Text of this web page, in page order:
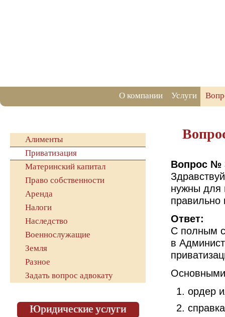
О компании Услуги
Алименты
Приватизация
Материнский капитал
Право собственности
Аренда
Налоги
Наследство
Военнослужащие
Земля
Разное
Задать вопрос адвокату
Юридические услуги
Вопрос №
нужны для
правильно
Ответ:
С полным
в
ордер